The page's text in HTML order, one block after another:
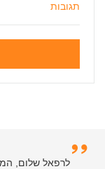
תגובות
לרפאל שלום,